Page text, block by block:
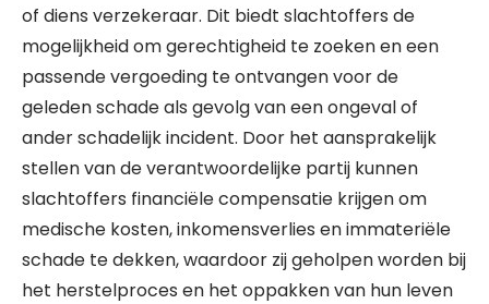
of diens verzekeraar. Dit biedt slachtoffers de
mogelijkheid om gerechtigheid te zoeken en een
passende vergoeding te ontvangen voor de
geleden schade als gevolg van een ongeval of
ander schadelijk incident. Door het aansprakelijk
stellen van de verantwoordelijke partij kunnen
slachtoffers financiële compensatie krijgen om
medische kosten, inkomensverlies en immateriële
schade te dekken, waardoor zij geholpen worden bij
het herstelproces en het oppakken van hun leven